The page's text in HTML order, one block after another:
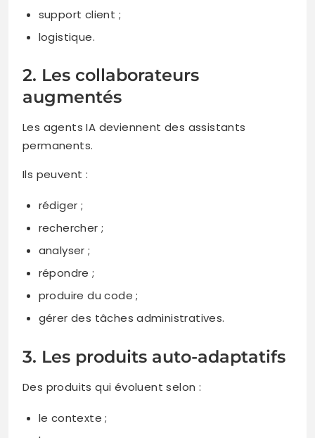
support client ;
logistique.
2. Les collaborateurs
augmentés
Les agents IA deviennent des assistants
permanents.
Ils peuvent :
rédiger ;
rechercher ;
analyser ;
répondre ;
produire du code ;
gérer des tâches administratives.
3. Les produits auto-adaptatifs
Des produits qui évoluent selon :
le contexte ;